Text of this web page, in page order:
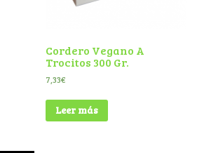
Cordero Vegano A
Trocitos 300 Gr.
7,33€
Leer más